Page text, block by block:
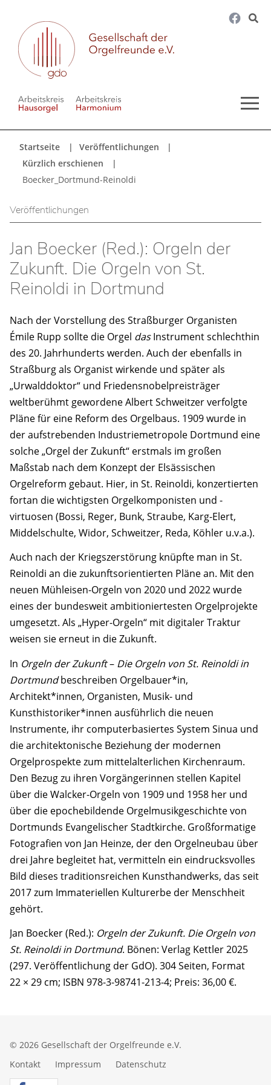
Startseite
Veröffentlichungen
Kürzlich erschienen
Boecker_Dortmund-Reinoldi
Veröffentlichungen
Jan Boecker (Red.): Orgeln der
Zukunft. Die Orgeln von St.
Reinoldi in Dortmund
Nach der Vorstellung des Straßburger Organisten
Émile Rupp sollte die Orgel dasInstrument schlechthin
des 20. Jahrhunderts werden. Auch der ebenfalls in
Straßburg als Organist wirkende und später als
„Urwalddoktor“ und Friedensnobelpreisträger
weltberühmt gewordene Albert Schweitzer verfolgte
Pläne für eine Reform des Orgelbaus. 1909 wurde in
der aufstrebenden Industriemetropole Dortmund eine
solche „Orgel der Zukunft“ erstmals im großen
Maßstab nach dem Konzept der Elsässischen
Orgelreform gebaut. Hier, in St. Reinoldi, konzertierten
fortan die wichtigsten Orgelkomponisten und -
virtuosen (Bossi, Reger, Bunk, Straube, Karg-Elert,
Middelschulte, Widor, Schweitzer, Reda, Köhler u.v.a.).
Auch nach der Kriegszerstörung knüpfte man in St.
Reinoldi an die zukunftsorientierten Pläne an. Mit den
neuen Mühleisen-Orgeln von 2020 und 2022 wurde
eines der bundesweit ambitioniertesten Orgelprojekte
umgesetzt. Als „Hyper-Orgeln“ mit digitaler Traktur
weisen sie erneut in die Zukunft.
In Orgeln der Zukunft– Die Orgeln von St. Reinoldi in
Dortmundbeschreiben Orgelbauer*in,
Architekt*innen, Organisten, Musik- und
Kunsthistoriker*innen ausführlich die neuen
Instrumente, ihr computerbasiertes System Sinua und
die architektonische Beziehung der modernen
Orgelprospekte zum mittelalterlichen Kirchenraum.
Den Bezug zu ihren Vorgängerinnen stellen Kapitel
über die Walcker-Orgeln von 1909 und 1958 her und
über die epochebildende Orgelmusikgeschichte von
Dortmunds Evangelischer Stadtkirche. Großformatige
Fotografien von Jan Heinze, der den Orgelneubau über
drei Jahre begleitet hat, vermitteln ein eindrucksvolles
Bild dieses traditionsreichen Kunsthandwerks, das seit
2017 zum Immateriellen Kulturerbe der Menschheit
gehört.
Jan Boecker (Red.): Orgeln der Zukunft. Die Orgeln von
St. Reinoldi in Dortmund. Bönen: Verlag Kettler 2025
(297. Veröffentlichung der GdO). 304 Seiten, Format
22 × 29 cm; ISBN 978-3-98741-213-4; Preis: 36,00 €.
© 2026 Gesellschaft der Orgelfreunde e.V.
Kontakt
Impressum Datenschutz